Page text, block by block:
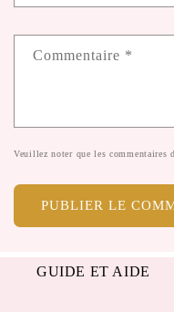
Commentaire *
Veuillez noter que les commentaires
GUIDE ET AIDE